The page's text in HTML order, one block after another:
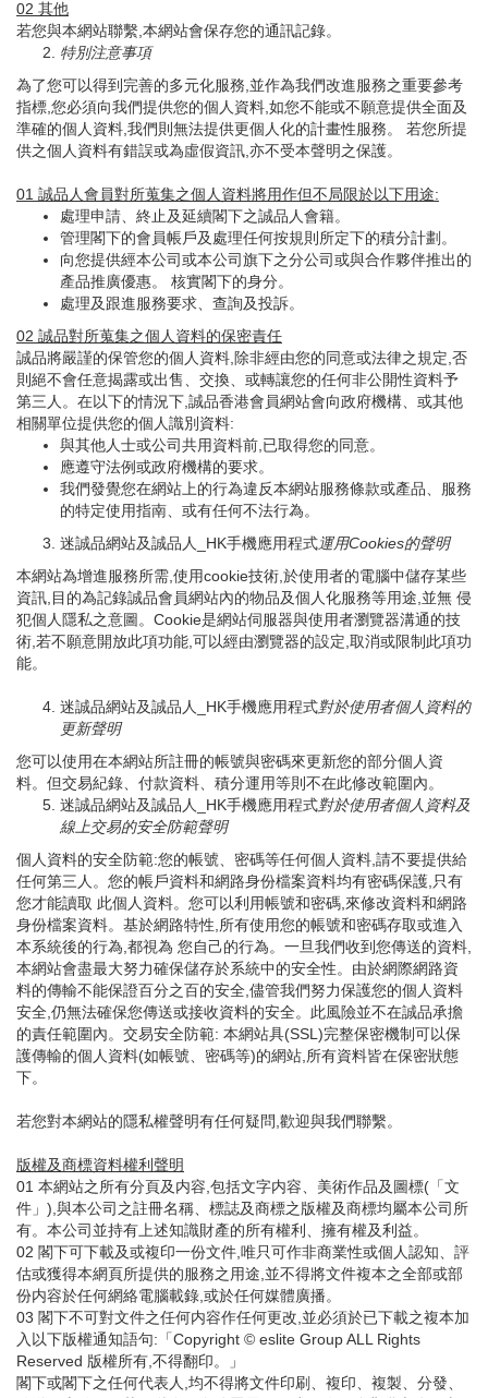
02 其他
若您與本網站聯繫,本網站會保存您的通訊記錄。
特別注意事項
為了您可以得到完善的多元化服務,並作為我們改進服務之重要參考
指標,您必須向我們提供您的個人資料,如您不能或不願意提供全面及
準確的個人資料,我們則無法提供更個人化的計畫性服務。 若您所提
供之個人資料有錯誤或為虛假資訊,亦不受本聲明之保護。
01 誠品人會員對所蒐集之個人資料將用作但不局限於以下用途:
處理申請、終止及延續閣下之誠品人會籍。
管理閣下的會員帳戶及處理任何按規則所定下的積分計劃。
向您提供經本公司或本公司旗下之分公司或與合作夥伴推出的
產品推廣優惠。 核實閣下的身分。
處理及跟進服務要求、查詢及投訴。
02 誠品對所蒐集之個人資料的保密責任
誠品將嚴謹的保管您的個人資料,除非經由您的同意或法律之規定,否
則絕不會任意揭露或出售、交換、或轉讓您的任何非公開性資料予
第三人。在以下的情況下,誠品香港會員網站會向政府機構、或其他
相關單位提供您的個人識別資料:
與其他人士或公司共用資料前,已取得您的同意。
應遵守法例或政府機構的要求。
我們發覺您在網站上的行為違反本網站服務條款或產品、服務
的特定使用指南、或有任何不法行為。
迷誠品網站及誠品人_HK手機應用程式運用Cookies的聲明
本網站為增進服務所需,使用cookie技術,於使用者的電腦中儲存某些
資訊,目的為記錄誠品會員網站內的物品及個人化服務等用途,並無 侵
犯個人隱私之意圖。Cookie是網站伺服器與使用者瀏覽器溝通的技
術,若不願意開放此項功能,可以經由瀏覽器的設定,取消或限制此項功
能。
迷誠品網站及誠品人_HK手機應用程式對於使用者個人資料的
更新聲明
您可以使用在本網站所註冊的帳號與密碼來更新您的部分個人資
料。但交易紀錄、付款資料、積分運用等則不在此修改範圍內。
迷誠品網站及誠品人_HK手機應用程式對於使用者個人資料及
線上交易的安全防範聲明
個人資料的安全防範:您的帳號、密碼等任何個人資料,請不要提供給
任何第三人。您的帳戶資料和網路身份檔案資料均有密碼保護,只有
您才能讀取 此個人資料。您可以利用帳號和密碼,來修改資料和網路
身份檔案資料。基於網路特性,所有使用您的帳號和密碼存取或進入
本系統後的行為,都視為 您自己的行為。一旦我們收到您傳送的資料,
本網站會盡最大努力確保儲存於系統中的安全性。由於網際網路資
料的傳輸不能保證百分之百的安全,儘管我們努力保護您的個人資料
安全,仍無法確保您傳送或接收資料的安全。此風險並不在誠品承擔
的責任範圍內。交易安全防範: 本網站具(SSL)完整保密機制可以保
護傳輸的個人資料(如帳號、密碼等)的網站,所有資料皆在保密狀態
下。
若您對本網站的隱私權聲明有任何疑問,歡迎與我們聯繫。
版權及商標資料權利聲明
01 本網站之所有分頁及内容,包括文字内容、美術作品及圖標(「文
件」),與本公司之註冊名稱、標誌及商標之版權及商標均屬本公司所
有。本公司並持有上述知識財產的所有權利、擁有權及利益。
02 閣下可下載及或複印一份文件,唯只可作非商業性或個人認知、評
估或獲得本網頁所提供的服務之用途,並不得將文件複本之全部或部
份内容於任何網絡電腦載錄,或於任何媒體廣播。
03 閣下不可對文件之任何内容作任何更改,並必須於已下載之複本加
入以下版權通知語句:「Copyright © eslite Group ALL Rights
Reserved 版權所有,不得翻印。」
閣下或閣下之任何代表人,均不得將文件印刷、複印、複製、分發、